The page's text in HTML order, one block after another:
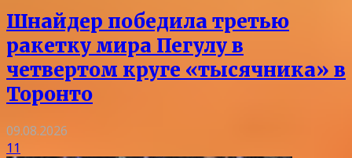
Шнайдер победила третью
ракетку мира Пегулу в
четвертом круге «тысячника» в
Торонто
09.08.2026
11